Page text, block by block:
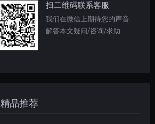
扫二维码联系客服
我们在微信上期待您的声音
解答本文疑问/咨询/求助
精品推荐